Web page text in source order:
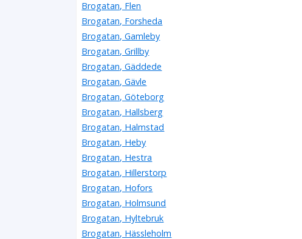
Brogatan, Flen
Brogatan, Forsheda
Brogatan, Gamleby
Brogatan, Grillby
Brogatan, Gäddede
Brogatan, Gävle
Brogatan, Göteborg
Brogatan, Hallsberg
Brogatan, Halmstad
Brogatan, Heby
Brogatan, Hestra
Brogatan, Hillerstorp
Brogatan, Hofors
Brogatan, Holmsund
Brogatan, Hyltebruk
Brogatan, Hässleholm